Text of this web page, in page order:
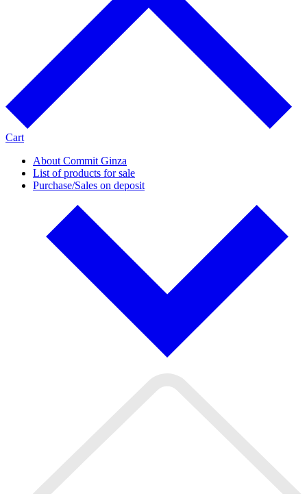
Cart
About Commit Ginza
List of products for sale
Purchase/Sales on deposit